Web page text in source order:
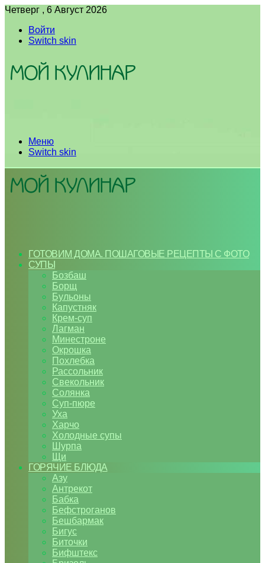
Четверг , 6 Август 2026
Войти
Switch skin
Меню
Switch skin
ГОТОВИМ ДОМА. ПОШАГОВЫЕ РЕЦЕПТЫ С ФОТО
СУПЫ
Бозбаш
Борщ
Бульоны
Капустняк
Крем-суп
Лагман
Минестроне
Окрошка
Похлебка
Рассольник
Свекольник
Солянка
Суп-пюре
Уха
Харчо
Холодные супы
Шурпа
Щи
ГОРЯЧИЕ БЛЮДА
Азу
Антрекот
Бабка
Бефстроганов
Бешбармак
Бигус
Биточки
Бифштекс